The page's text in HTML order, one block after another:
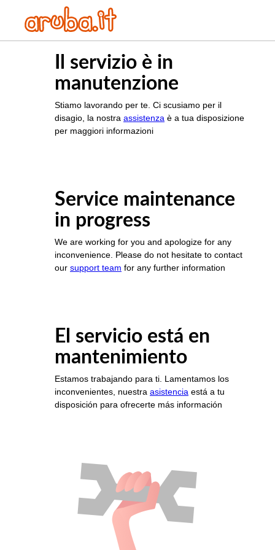
Il servizio è in
manutenzione
Stiamo lavorando per te. Ci scusiamo per il
disagio, la nostra assistenza è a tua disposizione
per maggiori informazioni
Service maintenance
in progress
We are working for you and apologize for any
inconvenience. Please do not hesitate to contact
our support team for any further information
El servicio está en
mantenimiento
Estamos trabajando para ti. Lamentamos los
inconvenientes, nuestra asistencia está a tu
disposición para ofrecerte más información